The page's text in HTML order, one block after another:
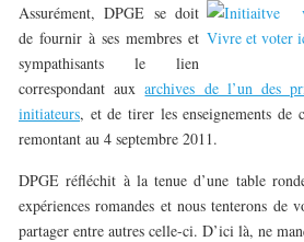
Assurément, DPGE se doit
de fournir à ses membres et
sympathisants le lien
correspondant auxarchives de l’un des
initiateurs, et de tirer les enseignements de
remontant au 4 septembre 2011.
DPGE réfléchit à la tenue d’une table
expériences romandes et nous tenterons de
partager entre autres celle-ci. D’ici là, ne